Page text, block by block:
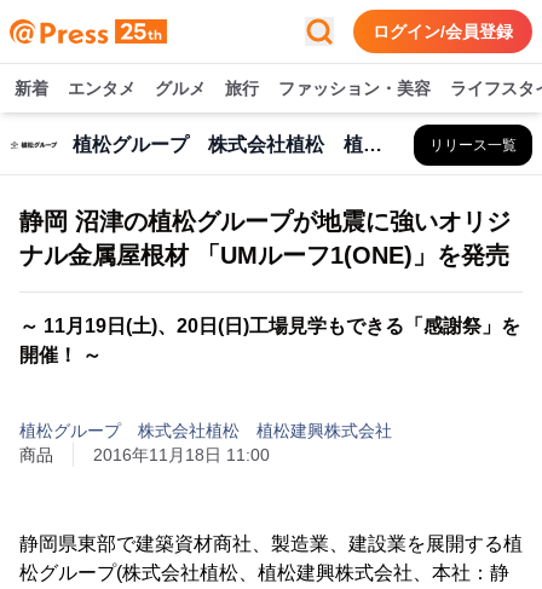
ログイン/会員登録
新着 エンタメ グルメ 旅行 ファッション・美容 ライフスタ
植松グループ 株式会社植松 植松建興株式会社 リリース一覧
静岡 沼津の植松グループが地震に強いオリジ
ナル金属屋根材 「UMルーフ1(ONE)」を発売
～ 11月19日(土)、20日(日)工場見学もできる「感謝祭」を
開催！ ～
植松グループ 株式会社植松 植松建興株式会社
商品
2016年11月18日 11:00
静岡県東部で建築資材商社、製造業、建設業を展開する植
松グループ(株式会社植松、植松建興株式会社、本社：静